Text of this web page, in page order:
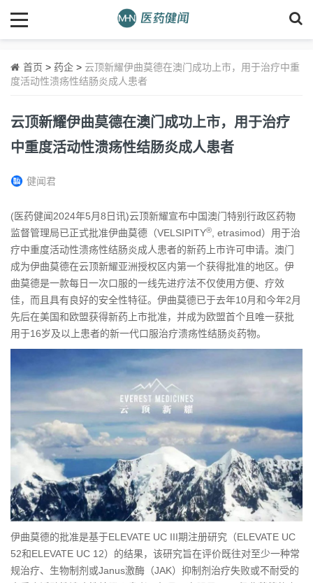
首页 > 药企 > 云顶新耀伊曲莫德在澳门成功上市，用于治疗中重
度活动性溃疡性结肠炎成人患者
云顶新耀伊曲莫德在澳门成功上市，用于治疗
中重度活动性溃疡性结肠炎成人患者
健闻君
(医药健闻2024年5月8日讯)云顶新耀宣布中国澳门特别行政区药物
监督管理局已正式批准伊曲莫德（VELSIPITY®
, etrasimod）用于治
疗中重度活动性溃疡性结肠炎成人患者的新药上市许可申请。澳门
成为伊曲莫德在云顶新耀亚洲授权区内第一个获得批准的地区。伊
曲莫德是一款每日一次口服的一线先进疗法不仅使用方便、疗效
佳，而且具有良好的安全性特征。伊曲莫德已于去年10月和今年2月
先后在美国和欧盟获得新药上市批准，并成为欧盟首个且唯一获批
用于16岁及以上患者的新一代口服治疗溃疡性结肠炎药物。
伊曲莫德的批准是基于ELEVATE UC III期注册研究（ELEVATE UC
52和ELEVATE UC 12）的结果，该研究旨在评价既往对至少一种常
规治疗、生物制剂或Janus激酶（JAK）抑制剂治疗失败或不耐受的